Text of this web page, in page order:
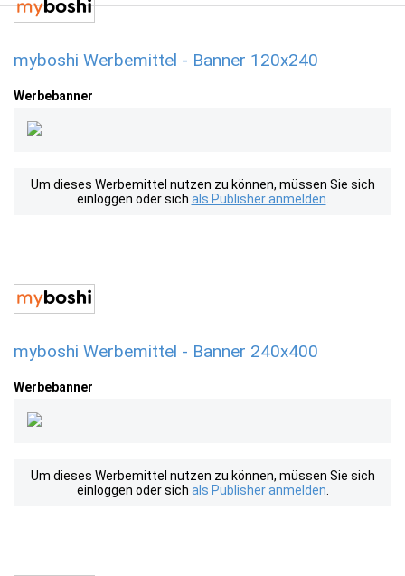
myboshi Werbemittel - Banner 120x240
Werbebanner
Um dieses Werbemittel nutzen zu können, müssen Sie sich
einloggen oder sich als Publisher anmelden
myboshi Werbemittel - Banner 240x400
Werbebanner
Um dieses Werbemittel nutzen zu können, müssen Sie sich
einloggen oder sich als Publisher anmelden